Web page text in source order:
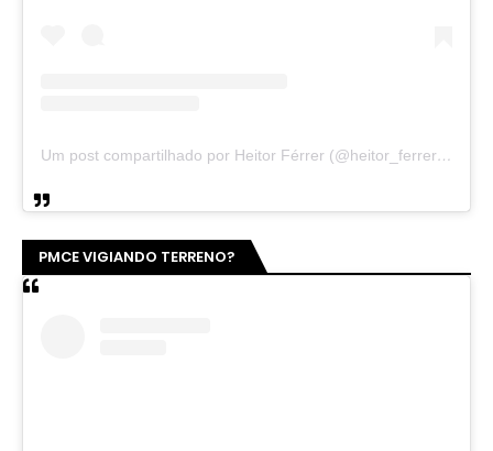
Um post compartilhado por Heitor Férrer (@heitor_ferrer77)
PMCE VIGIANDO TERRENO?